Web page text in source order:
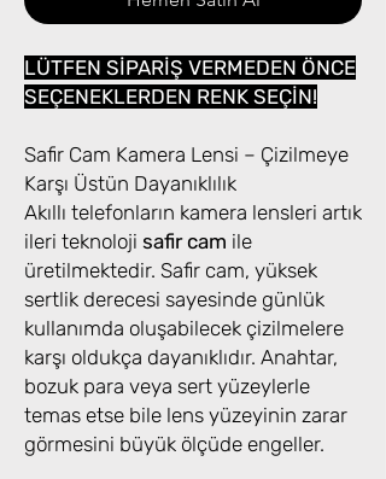
LÜTFEN SİPARİŞ VERMEDEN ÖNCE
SEÇENEKLERDEN RENK SEÇİN!
Safir Cam Kamera Lensi – Çizilmeye
Karşı Üstün Dayanıklılık
Akıllı telefonların kamera lensleri artık
ileri teknoloji safir cam ile
üretilmektedir. Safir cam, yüksek
sertlik derecesi sayesinde günlük
kullanımda oluşabilecek çizilmelere
karşı oldukça dayanıklıdır. Anahtar,
bozuk para veya sert yüzeylerle
temas etse bile lens yüzeyinin zarar
görmesini büyük ölçüde engeller.